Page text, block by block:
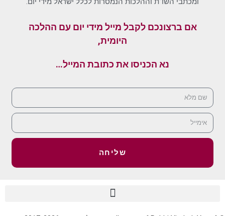
אם ברצונכם לקבל מייל מידי יום עם ההלכה
היומית,
נא הכניסו את כתובת המייל…
שליחה